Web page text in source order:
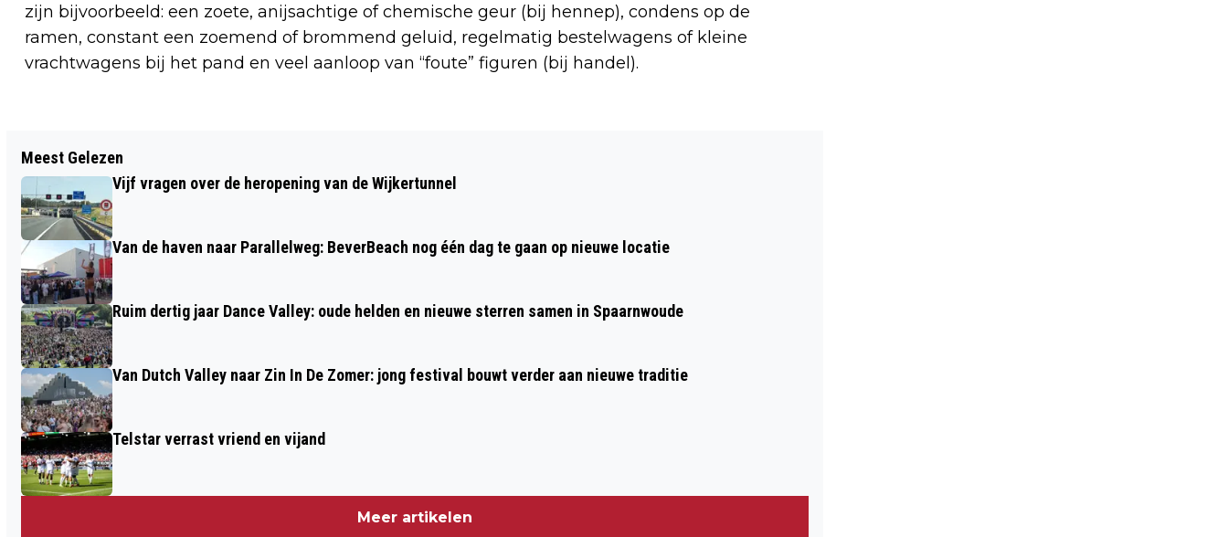
zijn bijvoorbeeld: een zoete, anijsachtige of chemische geur (bij hennep), condens op de
ramen, constant een zoemend of brommend geluid, regelmatig bestelwagens of kleine
vrachtwagens bij het pand en veel aanloop van “foute” figuren (bij handel).
GEBOORTES I HUWELIJKEN I OVERLEDEN
VOOR VEILIGER FIETSOVERSTEEK BIJ
Meest Gelezen
Vijf vragen over de heropening van de Wijkertunnel
Van de haven naar Parallelweg: BeverBeach nog één dag te gaan op nieuwe locatie
Ruim dertig jaar Dance Valley: oude helden en nieuwe sterren samen in Spaarnwoude
Van Dutch Valley naar Zin In De Zomer: jong festival bouwt verder aan nieuwe traditie
Telstar verrast vriend en vijand
Meer artikelen